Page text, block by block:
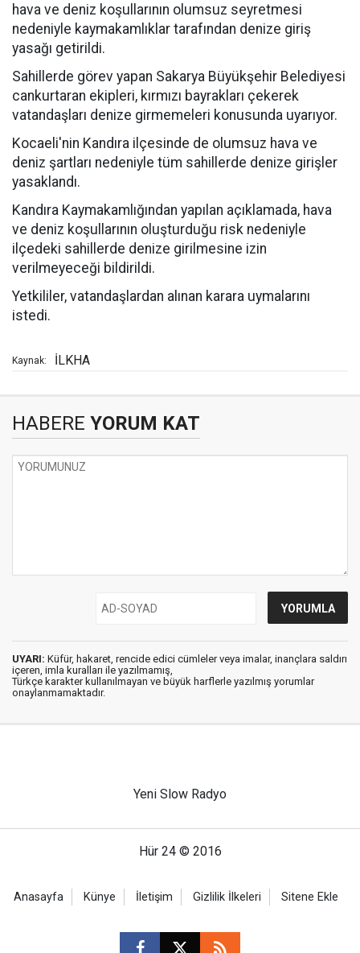
hava ve deniz koşullarının olumsuz seyretmesi
nedeniyle kaymakamlıklar tarafından denize giriş
yasağı getirildi.
Sahillerde görev yapan Sakarya Büyükşehir Belediyesi
cankurtaran ekipleri, kırmızı bayrakları çekerek
vatandaşları denize girmemeleri konusunda uyarıyor.
Kocaeli'nin Kandıra ilçesinde de olumsuz hava ve
deniz şartları nedeniyle tüm sahillerde denize girişler
yasaklandı.
Kandıra Kaymakamlığından yapılan açıklamada, hava
ve deniz koşullarının oluşturduğu risk nedeniyle
ilçedeki sahillerde denize girilmesine izin
verilmeyeceği bildirildi.
Yetkililer, vatandaşlardan alınan karara uymalarını
istedi.
Kaynak: İLKHA
HABERE YORUM KAT
UYARI: Küfür, hakaret, rencide edici cümleler veya imalar, inançlara saldırı
içeren, imla kuralları ile yazılmamış,
Türkçe karakter kullanılmayan ve büyük harflerle yazılmış yorumlar
onaylanmamaktadır.
Yeni Slow Radyo
Hür 24 © 2016
Anasayfa Künye İletişim Gizlilik İlkeleri Sitene Ekle